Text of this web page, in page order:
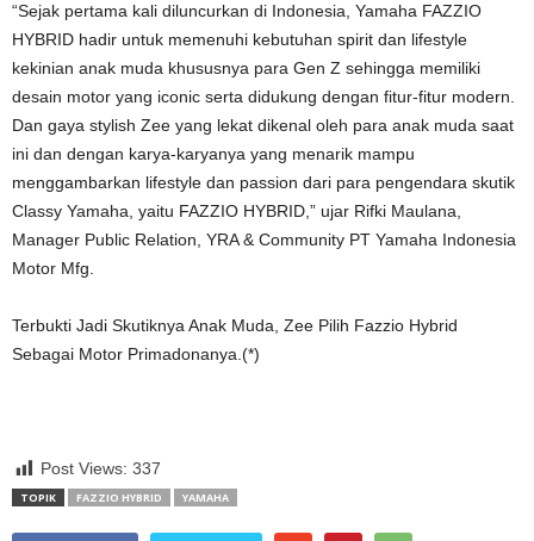
“Sejak pertama kali diluncurkan di Indonesia, Yamaha FAZZIO
HYBRID hadir untuk memenuhi kebutuhan spirit dan lifestyle
kekinian anak muda khususnya para Gen Z sehingga memiliki
desain motor yang iconic serta didukung dengan fitur-fitur modern.
Dan gaya stylish Zee yang lekat dikenal oleh para anak muda saat
ini dan dengan karya-karyanya yang menarik mampu
menggambarkan lifestyle dan passion dari para pengendara skutik
Classy Yamaha, yaitu FAZZIO HYBRID,” ujar Rifki Maulana,
Manager Public Relation, YRA & Community PT Yamaha Indonesia
Motor Mfg.
Terbukti Jadi Skutiknya Anak Muda, Zee Pilih Fazzio Hybrid
Sebagai Motor Primadonanya.(*)
Post Views: 337
TOPIK FAZZIO HYBRID YAMAHA